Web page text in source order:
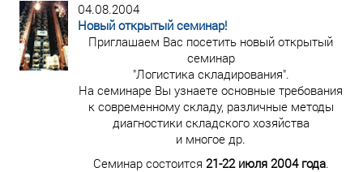
04.08.2004
Новый открытый семинар!
Приглашаем Вас посетить новый открытый
семинар
"Логистика складирования".
На семинаре Вы узнаете основные требования
к современному складу, различные методы
диагностики складского хозяйства
и многое др.
Семинар состоится 21-22 июля 2004 года.